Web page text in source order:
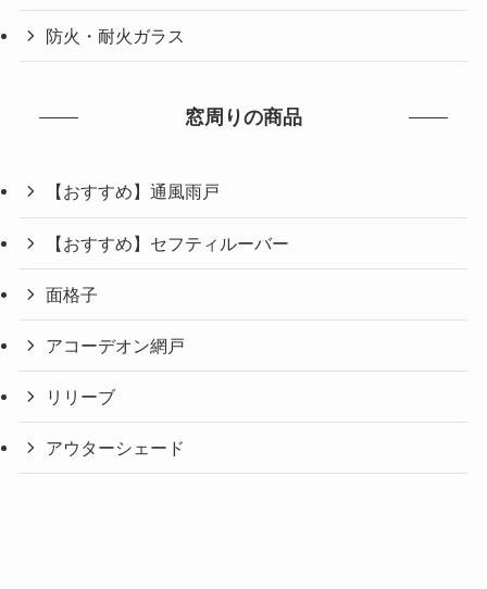
防火・耐火ガラス
窓周りの商品
【おすすめ】通風雨戸
【おすすめ】セフティルーバー
面格子
アコーデオン網戸
リリーブ
アウターシェード